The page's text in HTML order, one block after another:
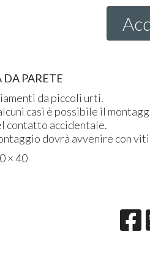
DA PARETE
da piccoli urti.
casi è possibile il
contatto accidentale.
dovrà avvenire con
× 40